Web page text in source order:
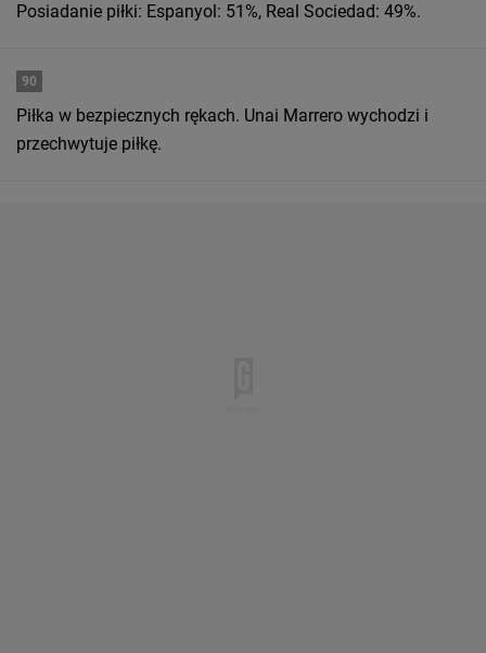
Posiadanie piłki: Espanyol: 51%, Real Sociedad: 49%.
90
Piłka w bezpiecznych rękach. Unai Marrero wychodzi i
przechwytuje piłkę.